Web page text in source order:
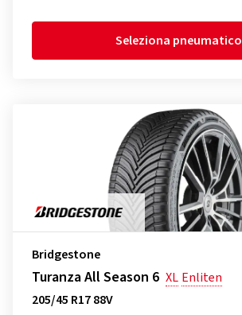
Seleziona pneumatico
Bridgestone
Turanza All Season 6 XL Enliten
205/45 R17 88V